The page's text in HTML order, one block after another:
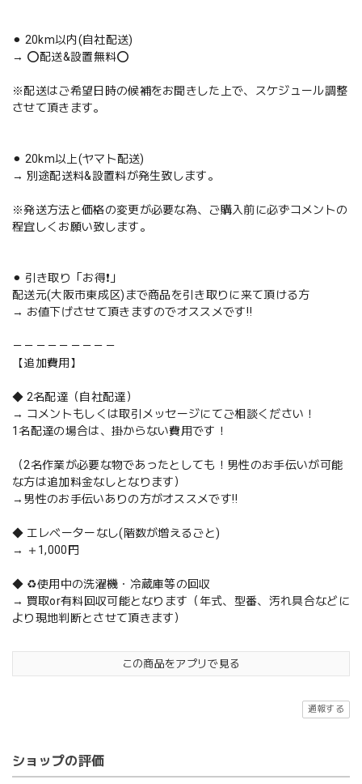
⚫︎ 20km以内(自社配送)
→ ⭕️配送&設置無料⭕️
※配送はご希望日時の候補をお聞きした上で、スケジュール調整
させて頂きます。
⚫︎ 20km以上(ヤマト配送)
→ 別途配送料&設置料が発生致します。
※発送方法と価格の変更が必要な為、ご購入前に必ずコメントの
程宜しくお願い致します。
⚫︎ 引き取り「お得❗️」
配送元(大阪市東成区)まで商品を引き取りに来て頂ける方
→ お値下げさせて頂きますのでオススメです‼️
－－－－－－－－－
【追加費用】
◆ 2名配達（自社配達）
→ コメントもしくは取引メッセージにてご相談ください！
1名配達の場合は、掛からない費用です！
（2名作業が必要な物であったとしても！男性のお手伝いが可能
な方は追加料金なしとなります）
→男性のお手伝いありの方がオススメです‼️
◆ エレベーターなし(階数が増えるごと)
→ ＋1,000円
◆ ♻️使用中の洗濯機・冷蔵庫等の回収
→ 買取or有料回収可能となります（年式、型番、汚れ具合などに
より現地判断とさせて頂きます）
この商品をアプリで見る
通報する
ショップの評価